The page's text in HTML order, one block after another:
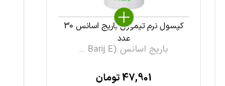
کپسول نرم تیموژل باریج اسانس 30
عدد
باریج اسانس (Barij E ...
47,901تومان